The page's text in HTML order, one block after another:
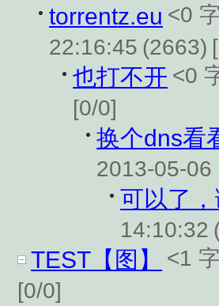
torrentz.eu <0
22:16:45 (2663)
也打不开 <0
[0/0]
换个dns看
2013-05-
可以了
14:10:32
TEST【图】
<1
[0/0]